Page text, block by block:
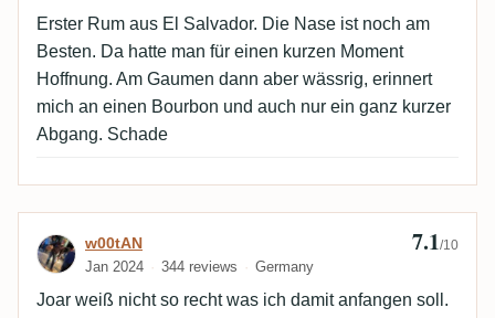
Erster Rum aus El Salvador. Die Nase ist noch am
Besten. Da hatte man für einen kurzen Moment
Hoffnung. Am Gaumen dann aber wässrig, erinnert
mich an einen Bourbon und auch nur ein ganz kurzer
Abgang. Schade
Review by w00tAN
w00tAN
Jan 2024 344 reviews Germany
7.1/10
Joar weiß nicht so recht was ich damit anfangen soll.